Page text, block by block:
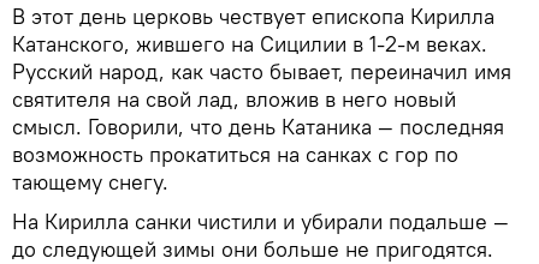
В этот день церковь чествует епископа Кирилла
Катанского, жившего на Сицилии в 1-2-м веках.
Русский народ, как часто бывает, переиначил имя
святителя на свой лад, вложив в него новый
смысл. Говорили, что день Катаника — последняя
возможность прокатиться на санках с гор по
тающему снегу.
На Кирилла санки чистили и убирали подальше —
до следующей зимы они больше не пригодятся.